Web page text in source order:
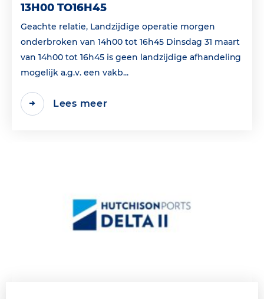
13H00 TO16H45
Geachte relatie, Landzijdige operatie morgen
onderbroken van 14h00 tot 16h45 Dinsdag 31 maart
van 14h00 tot 16h45 is geen landzijdige afhandeling
mogelijk a.g.v. een vakb...
Lees meer